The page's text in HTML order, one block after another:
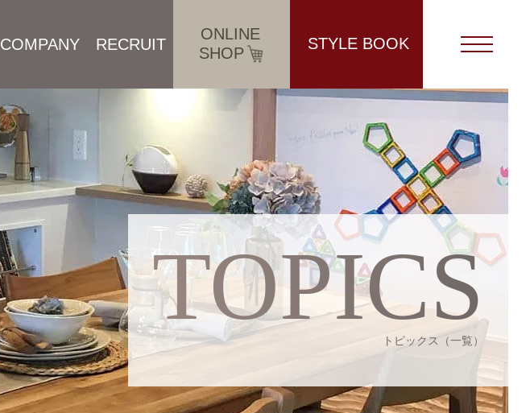
COMPANY RECRUIT
ONLINE
SHOP
STYLE BOOK
TOPICS
トピックス（一覧）